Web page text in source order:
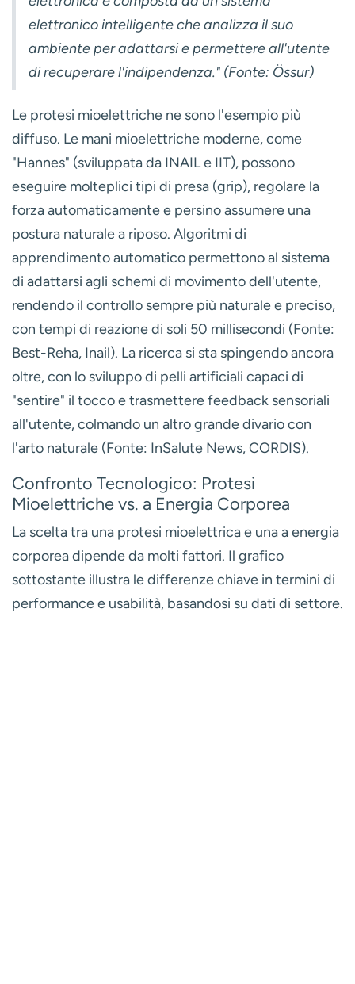
elettronico intelligente che analizza il suo
ambiente per adattarsi e permettere all'utente
di recuperare l'indipendenza." (Fonte: Össur)
Le protesi mioelettriche ne sono l'esempio più
diffuso. Le mani mioelettriche moderne, come
"Hannes" (sviluppata da INAIL e IIT), possono
eseguire molteplici tipi di presa (grip), regolare la
forza automaticamente e persino assumere una
postura naturale a riposo. Algoritmi di
apprendimento automatico permettono al sistema
di adattarsi agli schemi di movimento dell'utente,
rendendo il controllo sempre più naturale e preciso,
con tempi di reazione di soli 50 millisecondi (Fonte:
Best-Reha, Inail). La ricerca si sta spingendo ancora
oltre, con lo sviluppo di pelli artificiali capaci di
"sentire" il tocco e trasmettere feedback sensoriali
all'utente, colmando un altro grande divario con
l'arto naturale (Fonte: InSalute News, CORDIS).
Confronto Tecnologico: Protesi
Mioelettriche vs. a Energia Corporea
La scelta tra una protesi mioelettrica e una a energia
corporea dipende da molti fattori. Il grafico
sottostante illustra le differenze chiave in termini di
performance e usabilità, basandosi su dati di settore.